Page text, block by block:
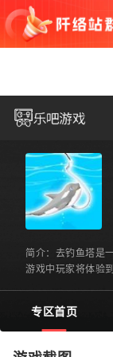
简介：去钓鱼塔是
游戏中玩家将体验
专区首页